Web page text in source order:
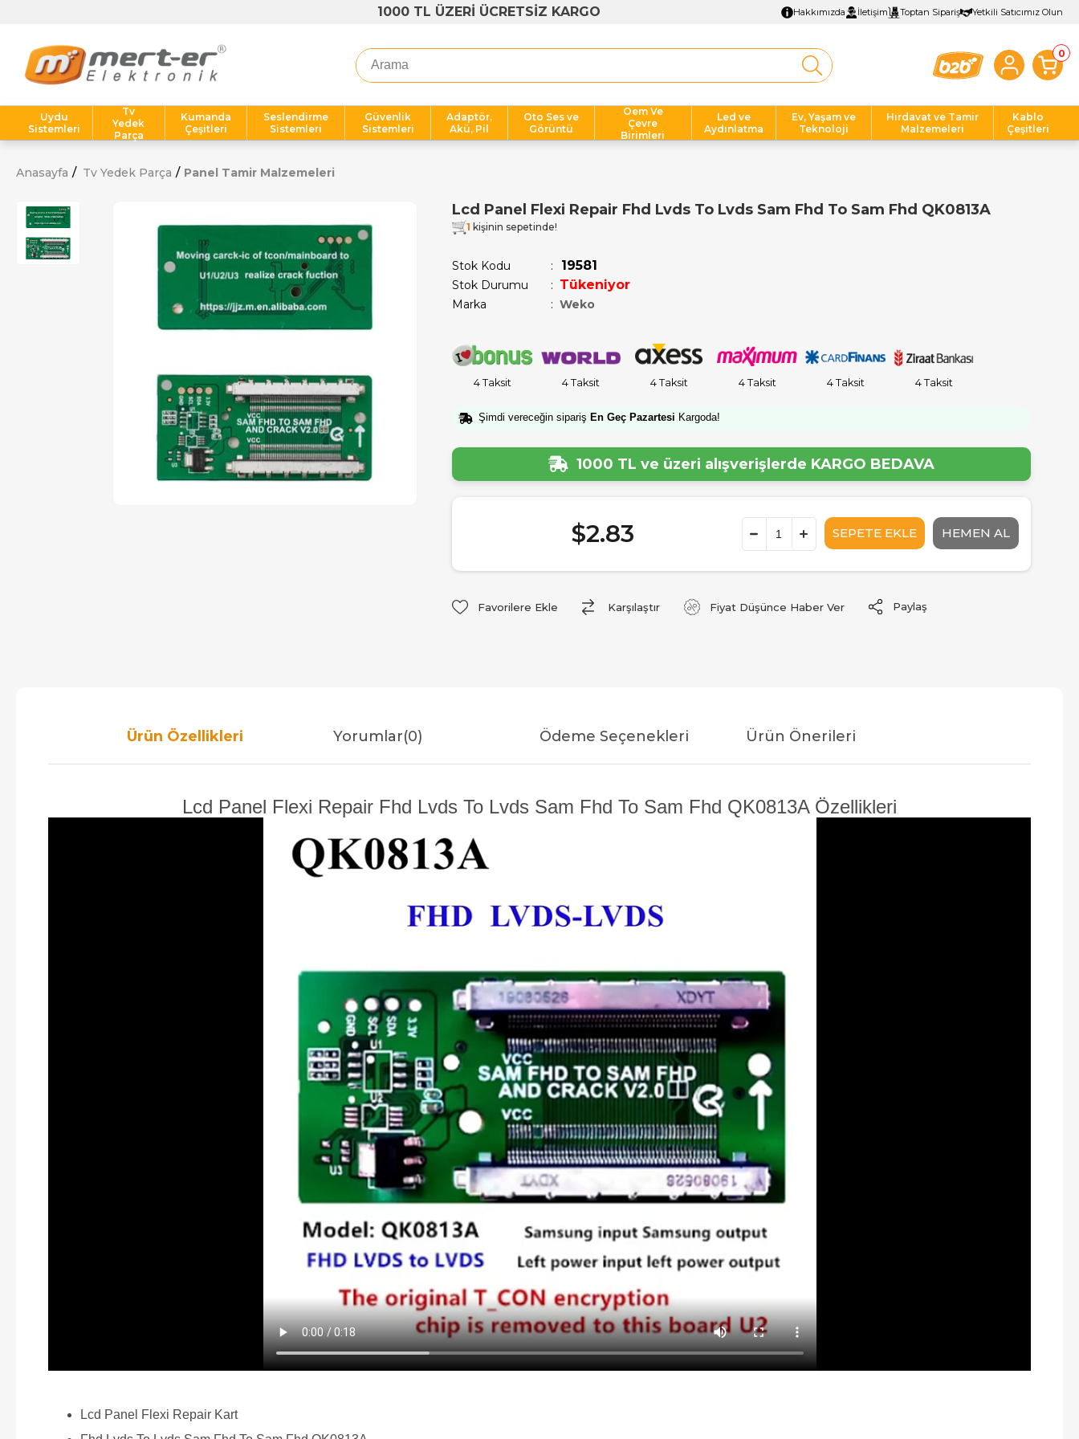
1000 TL ÜZERİ ÜCRETSİZ KARGO Hakkımızda İletişim Toptan Sipariş Yetkili Satıcımız Olun
0
Uydu
Sistemleri
Tv
Yedek
Parça
Kumanda
Çeşitleri
Seslendirme
Sistemleri
Güvenlik
Sistemleri
Adaptör,
Akü, Pil
Oto Ses ve
Görüntü
Oem Ve
Çevre
Birimleri
Led ve
Aydınlatma
Ev, Yaşam ve
Teknoloji
Hırdavat ve Tamir
Malzemeleri
Kablo
Çeşitleri
Anasayfa Tv Yedek Parça Panel Tamir Malzemeleri
Lcd Panel Flexi Repair Fhd Lvds To Lvds Sam Fhd To Sam Fhd QK0813A
1 kişinin sepetinde!
Stok Kodu 19581
Stok Durumu : Tükeniyor
Marka : Weko
4 Taksit 4 Taksit 4 Taksit 4 Taksit 4 Taksit 4 Taksit
Şimdi vereceğin sipariş En Geç Pazartesi Kargoda!
1000 TL ve üzeri alışverişlerde KARGO BEDAVA
$2.83
Favorilere Ekle Karşılaştır Fiyat Düşünce Haber Ver Paylaş
Ürün Özellikleri Yorumlar(0) Ödeme Seçenekleri Ürün Önerileri
Lcd Panel Flexi Repair Fhd Lvds To Lvds Sam Fhd To Sam Fhd QK0813A Özellikleri
Lcd Panel Flexi Repair Kart